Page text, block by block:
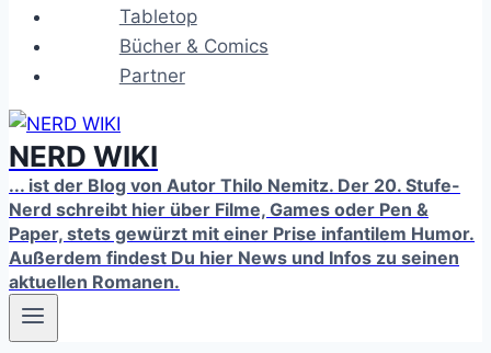
Tabletop
Bücher & Comics
Partner
NERD WIKI
... ist der Blog von Autor Thilo Nemitz. Der 20. Stufe-
Nerd schreibt hier über Filme, Games oder Pen &
Paper, stets gewürzt mit einer Prise infantilem Humor.
Außerdem findest Du hier News und Infos zu seinen
aktuellen Romanen.